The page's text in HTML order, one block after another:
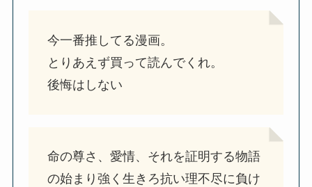
今一番推してる漫画。
とりあえず買って読んでくれ。
後悔はしない
命の尊さ、愛情、それを証明する物語
の始まり強く生きろ抗い理不尽に負け